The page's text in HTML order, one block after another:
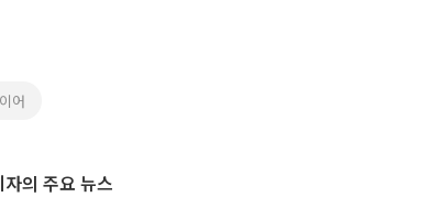
어
의 주요 뉴스